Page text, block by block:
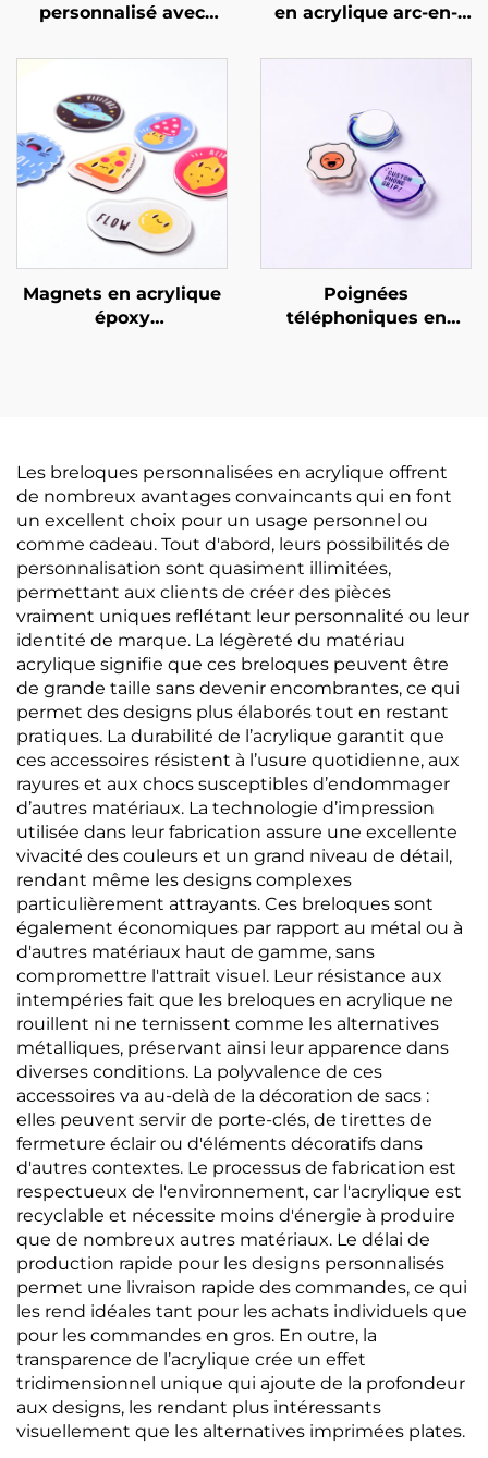
personnalisé avec
pour photo de carte
en acrylique arc-en-
Magnets en acrylique
époxy
Poignées
téléphoniques en
Les breloques personnalisées en acrylique offrent
de nombreux avantages convaincants qui en font
un excellent choix pour un usage personnel ou
comme cadeau. Tout d'abord, leurs possibilités de
personnalisation sont quasiment illimitées,
permettant aux clients de créer des pièces
vraiment uniques reflétant leur personnalité ou leur
identité de marque. La légèreté du matériau
acrylique signifie que ces breloques peuvent être
de grande taille sans devenir encombrantes, ce qui
permet des designs plus élaborés tout en restant
pratiques. La durabilité de l’acrylique garantit que
ces accessoires résistent à l’usure quotidienne, aux
rayures et aux chocs susceptibles d’endommager
d’autres matériaux. La technologie d’impression
utilisée dans leur fabrication assure une excellente
vivacité des couleurs et un grand niveau de détail,
rendant même les designs complexes
particulièrement attrayants. Ces breloques sont
également économiques par rapport au métal ou à
d'autres matériaux haut de gamme, sans
compromettre l'attrait visuel. Leur résistance aux
intempéries fait que les breloques en acrylique ne
rouillent ni ne ternissent comme les alternatives
métalliques, préservant ainsi leur apparence dans
diverses conditions. La polyvalence de ces
accessoires va au-delà de la décoration de sacs :
elles peuvent servir de porte-clés, de tirettes de
fermeture éclair ou d'éléments décoratifs dans
d'autres contextes. Le processus de fabrication est
respectueux de l'environnement, car l'acrylique est
recyclable et nécessite moins d'énergie à produire
que de nombreux autres matériaux. Le délai de
production rapide pour les designs personnalisés
permet une livraison rapide des commandes, ce qui
les rend idéales tant pour les achats individuels que
pour les commandes en gros. En outre, la
transparence de l’acrylique crée un effet
tridimensionnel unique qui ajoute de la profondeur
aux designs, les rendant plus intéressants
visuellement que les alternatives imprimées plates.